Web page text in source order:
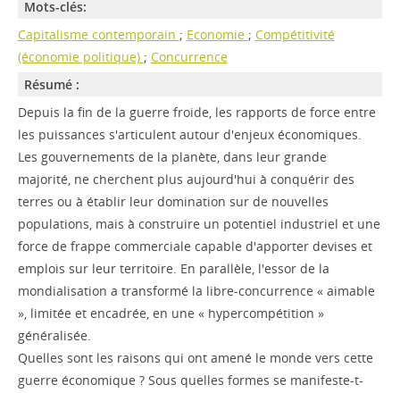
Mots-clés:
Capitalisme contemporain ; Economie ; Compétitivité
(économie politique) ; Concurrence
Résumé :
Depuis la fin de la guerre froide, les rapports de force entre
les puissances s'articulent autour d'enjeux économiques.
Les gouvernements de la planète, dans leur grande
majorité, ne cherchent plus aujourd'hui à conquérir des
terres ou à établir leur domination sur de nouvelles
populations, mais à construire un potentiel industriel et une
force de frappe commerciale capable d'apporter devises et
emplois sur leur territoire. En parallèle, l'essor de la
mondialisation a transformé la libre-concurrence « aimable
», limitée et encadrée, en une « hypercompétition »
généralisée.
Quelles sont les raisons qui ont amené le monde vers cette
guerre économique ? Sous quelles formes se manifeste-t-